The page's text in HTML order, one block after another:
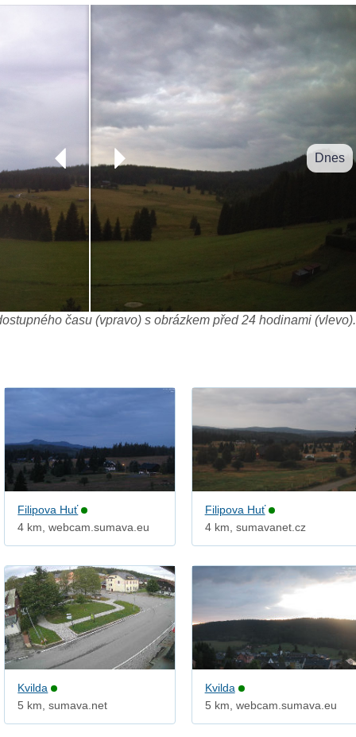
Dnes
času (vpravo) s obrázkem před 24 hodinami (vlevo).
Filipova Huť
4 km, webcam.sumava.eu
Filipova Huť
4 km, sumavanet.cz
Kvilda
5 km, sumava.net
Kvilda
5 km, webcam.sumava.eu